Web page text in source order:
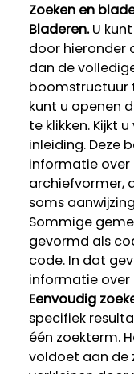
Zoeken en
Bladeren.U
door hieronder
dan de
boomstructuur
kunt u openen
te klikken. Kijkt
inleiding. Deze
informatie over
archiefvormer,
soms
Sommige
gevormd als
code. In dat
informatie over
Eenvoudig
specifiek
één zoekterm.
voldoet aan de